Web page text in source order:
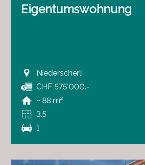
Eigentumswohnung
Niederscherli
CHF 575'000.-
~ 88 m²
3.5
1